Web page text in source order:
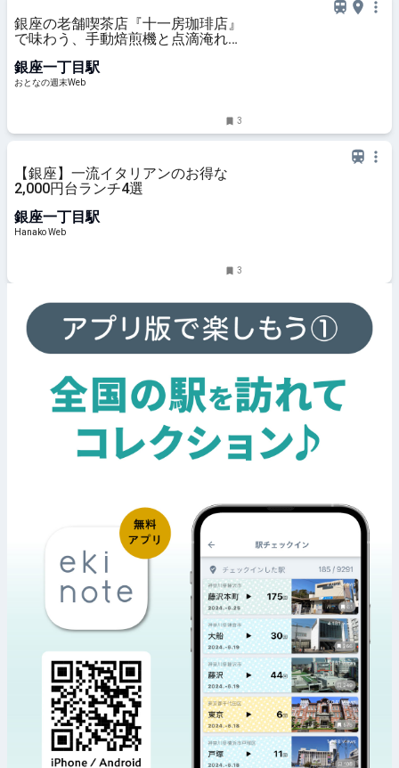
銀座の老舗喫茶店『十一房珈琲店』
で味わう、手動焙煎機と点滴淹れが
銀座一丁目駅
おとなの週末Web
3
【銀座】一流イタリアンのお得な
2,000円台ランチ4選
銀座一丁目駅
Hanako Web
3